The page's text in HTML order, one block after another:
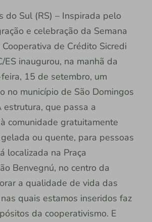
do Sul (RS) – Inspirada pelo
e celebração da Semana
de Crédito Sicredi
ES inaugurou, na manhã da
15 de setembro, um
no município de São Domingos
estrutura, que passa a
comunidade gratuitamente
ou quente, para pessoas
localizada na Praça
Benvegnú, no centro da
a qualidade de vida das
quais estamos inseridos faz
da cooperativismo. E